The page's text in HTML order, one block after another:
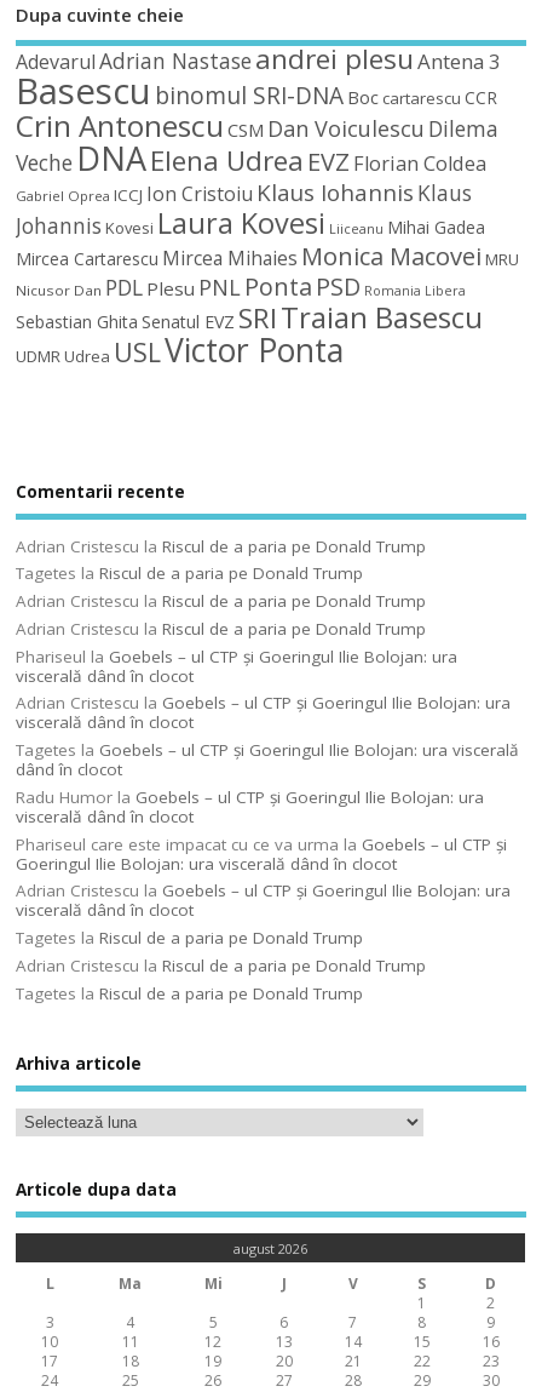
Dupa cuvinte cheie
Adevarul Adrian Nastaseandrei plesuAntena 3
Basescu binomul SRI-DNA Boc cartarescu CCR
Crin Antonescu CSM Dan Voiculescu Dilema
Veche DNAElena Udrea EVZ Florian Coldea
Gabriel Oprea ICCJ Ion Cristoiu Klaus Iohannis Klaus
Johannis Kovesi Laura Kovesi Liiceanu Mihai Gadea
Mircea Cartarescu Mircea Mihaies Monica Macovei MRU
Nicusor Dan PDL Plesu PNL Ponta PSD Romania Libera
Sebastian Ghita Senatul EVZ SRITraian Basescu
UDMRUdrea USLVictor Ponta
Comentarii recente
Adrian Cristescu laRiscul de a paria pe Donald Trump
Tagetes laRiscul de a paria pe Donald Trump
Adrian Cristescu laRiscul de a paria pe Donald Trump
Adrian Cristescu laRiscul de a paria pe Donald Trump
Phariseul la Goebels – ul CTP şi Goeringul Ilie Bolojan: ura
viscerală dând în clocot
Adrian Cristescu la Goebels – ul CTP şi Goeringul Ilie Bolojan: ura
viscerală dând în clocot
Tagetes la Goebels – ul CTP şi Goeringul Ilie Bolojan: ura viscerală
dând în clocot
Radu Humor la Goebels – ul CTP şi Goeringul Ilie Bolojan: ura
viscerală dând în clocot
Phariseul care este impacat cu ce va urma la Goebels – ul CTP şi
Goeringul Ilie Bolojan: ura viscerală dând în clocot
Adrian Cristescu la Goebels – ul CTP şi Goeringul Ilie Bolojan: ura
viscerală dând în clocot
Tagetes laRiscul de a paria pe Donald Trump
Adrian Cristescu laRiscul de a paria pe Donald Trump
Tagetes laRiscul de a paria pe Donald Trump
Arhiva articole
Articole dupa data
august 2026
L Ma Mi J V S
D
1
2
3
4 5 6 7 8
9
10
11 12 13 14 15
16
17
18 19 20 21 22
23
24
25 26 27 28 29
30